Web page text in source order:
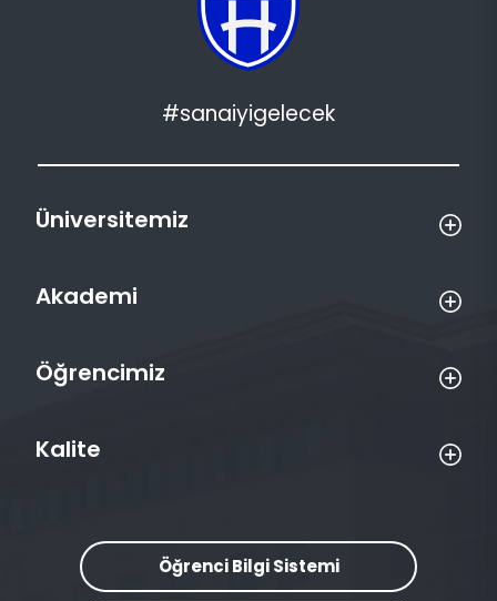
#sanaiyigelecek
Üniversitemiz
Akademi
Öğrencimiz
Kalite
Öğrenci Bilgi Sistemi